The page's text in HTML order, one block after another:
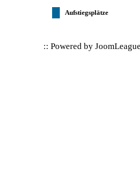
Aufstiegsplätze
:: Powered byJoomLeague